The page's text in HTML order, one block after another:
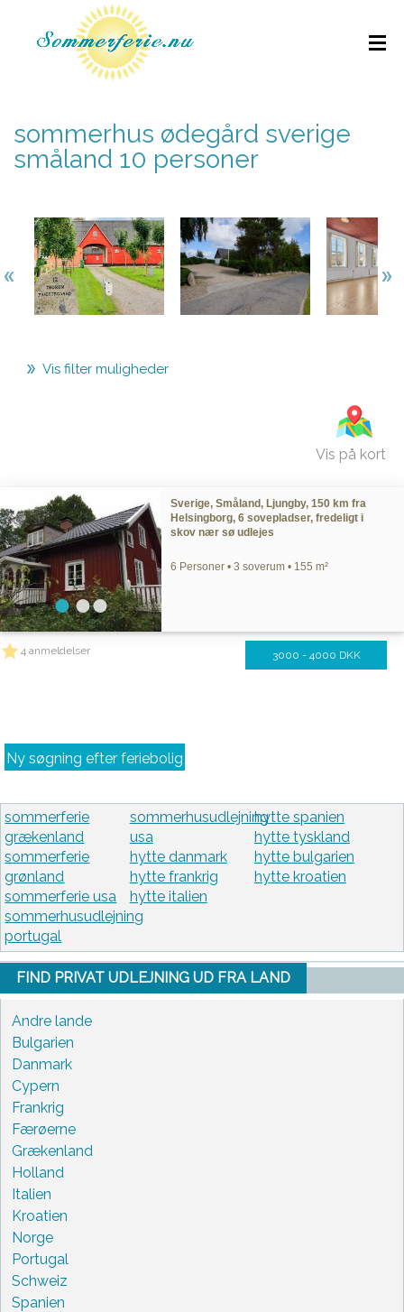
sommerhus ødegård sverige
småland 10 personer
Vis filter muligheder
Vis på kort
Sverige, Småland, Ljungby, 150 km fra
Helsingborg, 6 sovepladser, fredeligt i
skov nær sø udlejes
6 Personer • 3 soverum • 155 m²
4 anmeldelser 3000 - 4000 DKK
Ny søgning efter feriebolig
sommerferie
grækenland
sommerferie
grønland
sommerferie usa
sommerhusudlejning
portugal
sommerhusudlejning
usa
hytte danmark
hytte frankrig
hytte italien
hytte spanien
hytte tyskland
hytte bulgarien
hytte kroatien
FIND PRIVAT UDLEJNING UD FRA LAND
Andre lande
Bulgarien
Danmark
Cypern
Frankrig
Færøerne
Grækenland
Holland
Italien
Kroatien
Norge
Portugal
Schweiz
Spanien